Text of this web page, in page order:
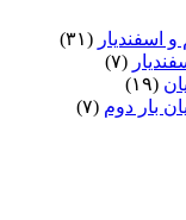
اسفندیار (۳۱)
(۷)
(۱۹)
بار دوم (۷)